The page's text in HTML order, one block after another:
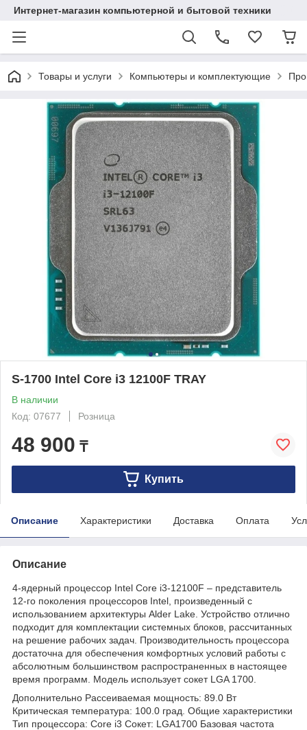
Интернет-магазин компьютерной и бытовой техники
Товары и услуги Компьютеры и комплектующие
S-1700 Intel Core i3 12100F TRAY
В наличии
Код: 07677
Розница
48 900 ₸
Купить
Описание Характеристики Доставка Оплата
Описание
4-ядерный процессор Intel Core i3-12100F – представитель
12-го поколения процессоров Intel, произведенный с
использованием архитектуры Alder Lake. Устройство отлично
подходит для комплектации системных блоков, рассчитанных
на решение рабочих задач. Производительность процессора
достаточна для обеспечения комфортных условий работы с
абсолютным большинством распространенных в настоящее
время программ. Модель использует сокет LGA 1700.
Дополнительно Рассеиваемая мощность: 89.0 Вт
Критическая температура: 100.0 град. Общие характеристики
Тип процессора: Core i3 Сокет: LGA1700 Базовая частота